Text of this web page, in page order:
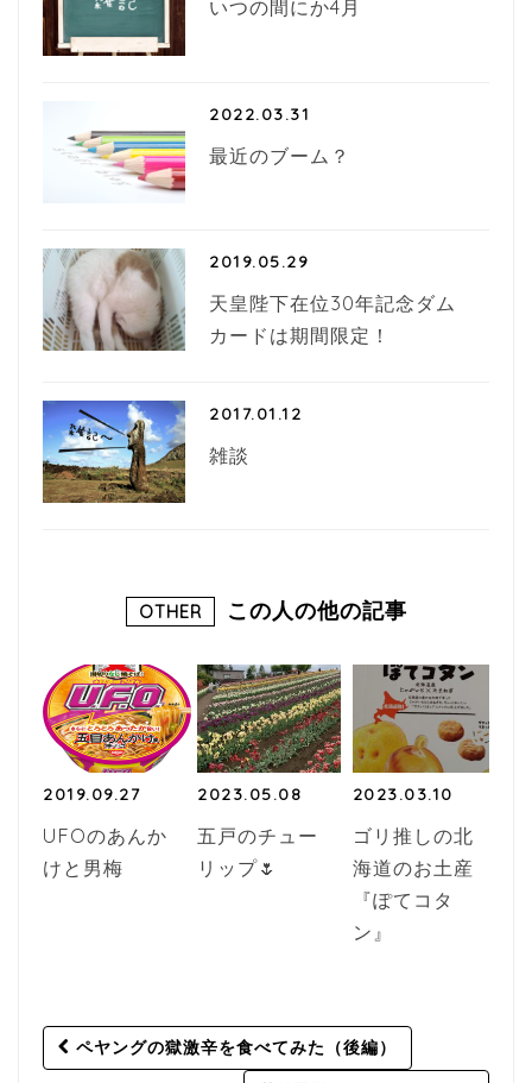
いつの間にか4月
2022.03.31
最近のブーム？
2019.05.29
天皇陛下在位30年記念ダム
カードは期間限定！
2017.01.12
雑談
OTHER この人の他の記事
2019.09.27
UFOのあんか
けと男梅
2023.05.08
五戸のチュー
リップ🌷
2023.03.10
ゴリ推しの北
海道のお土産
『ぽてコタ
ン』
Post
ペヤングの獄激辛を食べてみた（後編）